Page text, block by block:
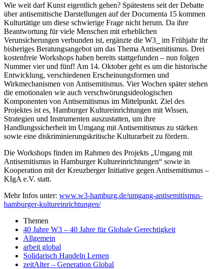
Wie weit darf Kunst eigentlich gehen? Spätestens seit der Debatte
über antisemitische Darstellungen auf der Documenta 15 kommen
Kulturtätige um diese schwierige Frage nicht herum. Da ihre
Beantwortung für viele Menschen mit erheblichen
Verunsicherungen verbunden ist, ergänzte die W3_ im Frühjahr ihr
bisheriges Beratungsangebot um das Thema Antisemitismus. Drei
kostenfreie Workshops haben bereits stattgefunden – nun folgen
Nummer vier und fünf! Am 14. Oktober geht es um die historische
Entwicklung, verschiedenen Erscheinungsformen und
Wirkmechanismen von Antisemitismus. Vier Wochen später stehen
die emotionalen wie auch verschwörungsideologischen
Komponenten von Antisemitismus im Mittelpunkt. Ziel des
Projektes ist es, Hamburger Kultureinrichtungen mit Wissen,
Strategien und Instrumenten auszustatten, um ihre
Handlungssicherheit im Umgang mit Antisemitismus zu stärken
sowie eine diskriminierungskritische Kulturarbeit zu fördern.
Die Workshops finden im Rahmen des Projekts „Umgang mit
Antisemitismus in Hamburger Kultureinrichtungen“ sowie in
Kooperation mit der Kreuzberger Initiative gegen Antisemitismus –
KIgA e.V. statt.
Mehr Infos unter: www.w3-hamburg.de/umgang-antisemitismus-
hamburger-kultureinrichtungen/
Themen
40 Jahre W3 – 40 Jahre für Globale Gerechtigkeit
Allgemein
arbeit global
Solidarisch Handeln Lernen
zeitAlter – Generation Global